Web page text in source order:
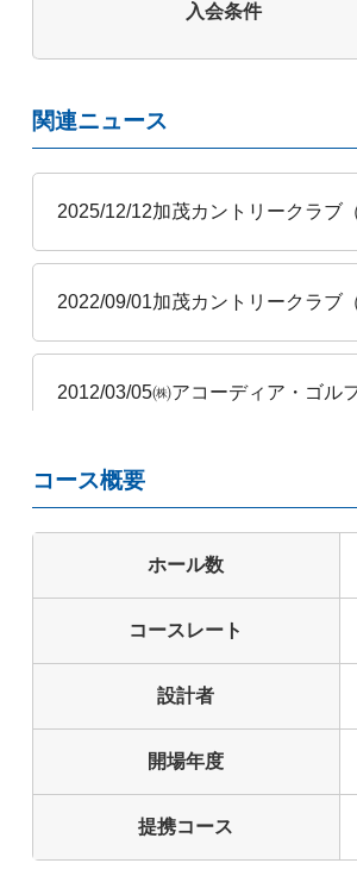
入会条件
関連ニュース
コース概要
ホール数
コースレート
設計者
開場年度
提携コース